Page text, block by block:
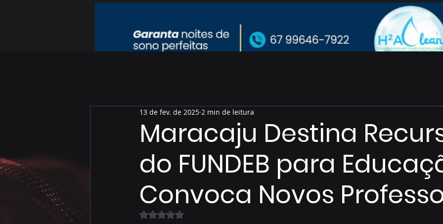
Maracaju Destina
do FUNDEB para
Convoca Novos
13 de fev. de 2025 2 min de leitura
Avaliado com NaN de 5 estrelas.